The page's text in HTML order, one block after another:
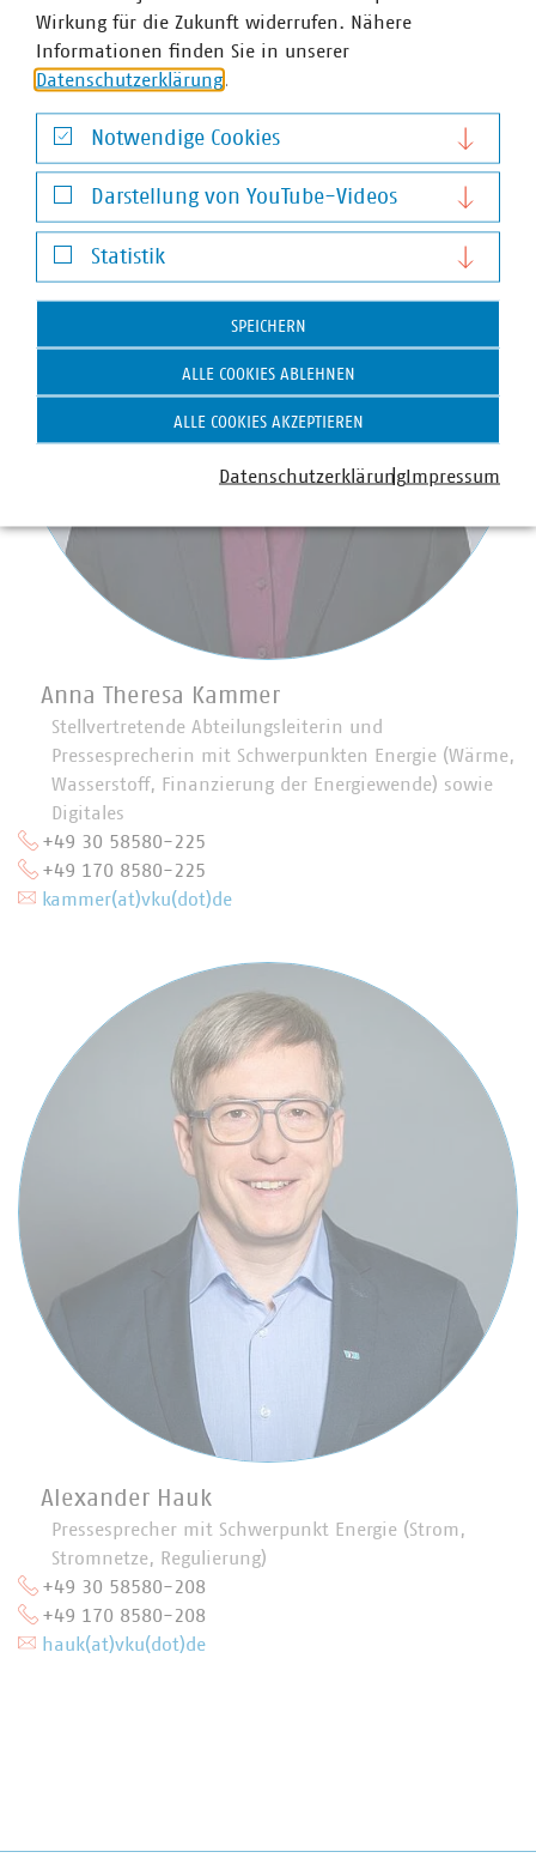
Leiter Presse und Pressesprecher mit Schwerpunkt
Wasser/Abwasser
+49 170 8580-226
luig(at)vku(dot)de
Anna Theresa Kammer
Stellvertretende Abteilungsleiterin und
Pressesprecherin mit Schwerpunkten Energie (Wärme,
Wasserstoff, Finanzierung der Energiewende) sowie
Digitales
+49 30 58580-225
+49 170 8580-225
kammer(at)vku(dot)de
Alexander Hauk
Pressesprecher mit Schwerpunkt Energie (Strom,
Stromnetze, Regulierung)
+49 30 58580-208
+49 170 8580-208
hauk(at)vku(dot)de
Wirkung für die Zukunft widerrufen. Nähere
Informationen finden Sie in unserer
Datenschutzerklärung
Notwendige Cookies
Notwendige Cookies
Darstellung von YouTube-Videos
Darstellung von YouTube-Videos
Statistik
Statistik
SPEICHERN
ALLE COOKIES ABLEHNEN
ALLE COOKIES AKZEPTIEREN
DatenschutzerklärungImpressum